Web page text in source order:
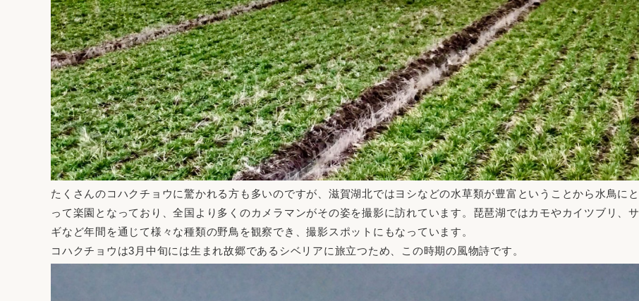
たくさんのコハクチョウに驚かれる方も多いのですが、滋賀湖北ではヨシなどの水草類が豊富ということから水鳥にと
って楽園となっており、全国より多くのカメラマンがその姿を撮影に訪れています。琵琶湖ではカモやカイツブリ、サ
ギなど年間を通じて様々な種類の野鳥を観察でき、撮影スポットにもなっています。
コハクチョウは3月中旬には生まれ故郷であるシベリアに旅立つため、この時期の風物詩です。